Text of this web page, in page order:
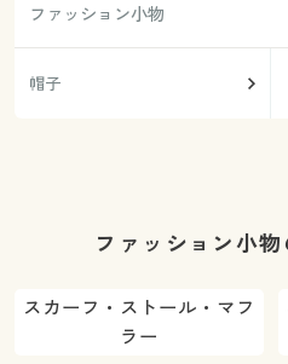
ファッション小物
帽子
ファッション小
スカーフ・ストール・マフ
ラー